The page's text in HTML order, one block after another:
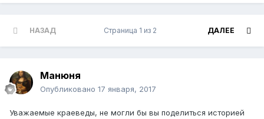
НАЗАД ДАЛЕЕ
Страница 1 из 2
Манюня
Опубликовано 17 января, 2017
Уважаемые краеведы, не могли бы вы поделиться историей